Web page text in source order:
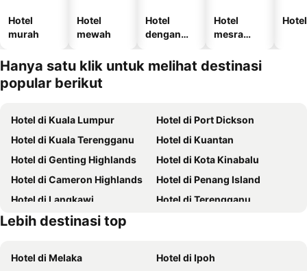
Hotel
murah
Hotel
mewah
Hotel
dengan
Hotel
mesra
kesayanga
n
Hanya satu klik untuk melihat destinasi
popular berikut
Hotel di Kuala Lumpur
Hotel di Port Dickson
Hotel di Kuala Terengganu
Hotel di Kuantan
Hotel di Genting Highlands
Hotel di Kota Kinabalu
Hotel di Cameron Highlands
Hotel di Penang Island
Hotel di Langkawi
Hotel di Terengganu
Hotel di Batam
Lebih destinasi top
Hotel di Melaka
Hotel di Ipoh